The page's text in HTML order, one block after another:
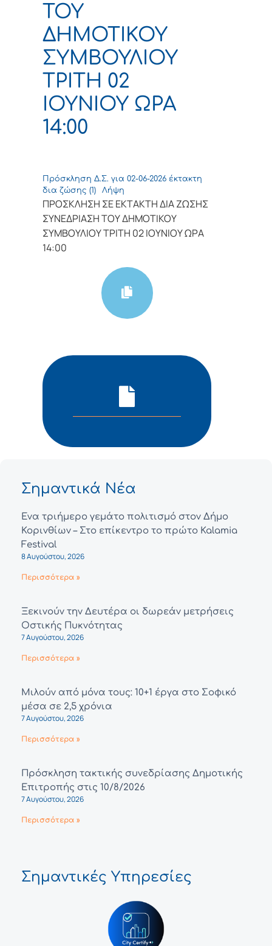
ΤΟΥ
ΔΗΜΟΤΙΚΟΥ
ΣΥΜΒΟΥΛΙΟΥ
ΤΡΙΤΗ 02
ΙΟΥΝΙΟΥ ΩΡΑ
14:00
Πρόσκληση Δ.Σ. για 02-06-2026 έκτακτη
δια ζώσης (1)
Λήψη
ΠΡΟΣΚΛΗΣΗ ΣΕ ΕΚΤΑΚΤΗ ΔΙΑ ΖΩΣΗΣ
ΣΥΝΕΔΡΙΑΣΗ ΤΟΥ ΔΗΜΟΤΙΚΟΥ
ΣΥΜΒΟΥΛΙΟΥ ΤΡΙΤΗ 02 ΙΟΥΝΙΟΥ ΩΡΑ
14:00
Σημαντικά Νέα
Ένα τριήμερο γεμάτο πολιτισμό στον Δήμο
Κορινθίων – Στο επίκεντρο το πρώτο Kalamia
Festival
8 Αυγούστου, 2026
Περισσότερα »
Ξεκινούν την Δευτέρα οι δωρεάν μετρήσεις
Οστικής Πυκνότητας
7 Αυγούστου, 2026
Περισσότερα »
Μιλούν από μόνα τους: 10+1 έργα στο Σοφικό
μέσα σε 2,5 χρόνια
7 Αυγούστου, 2026
Περισσότερα »
Πρόσκληση τακτικής συνεδρίασης Δημοτικής
Επιτροπής στις 10/8/2026
7 Αυγούστου, 2026
Περισσότερα »
Σημαντικές Υπηρεσίες